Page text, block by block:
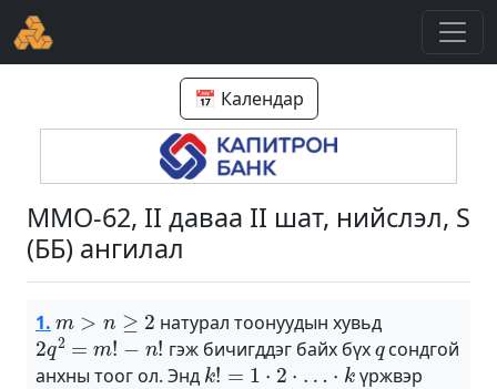
📅 Календар
ММО-62, II даваа II шат, нийслэл, S
(ББ) ангилал
1. натурал тоонуудын хувьд
2q2=m!−n
гэж бичигддэг байх бүх
q
сондгой
анхны тоог ол. Энд
k!=1⋅2⋅… k
үржвэр